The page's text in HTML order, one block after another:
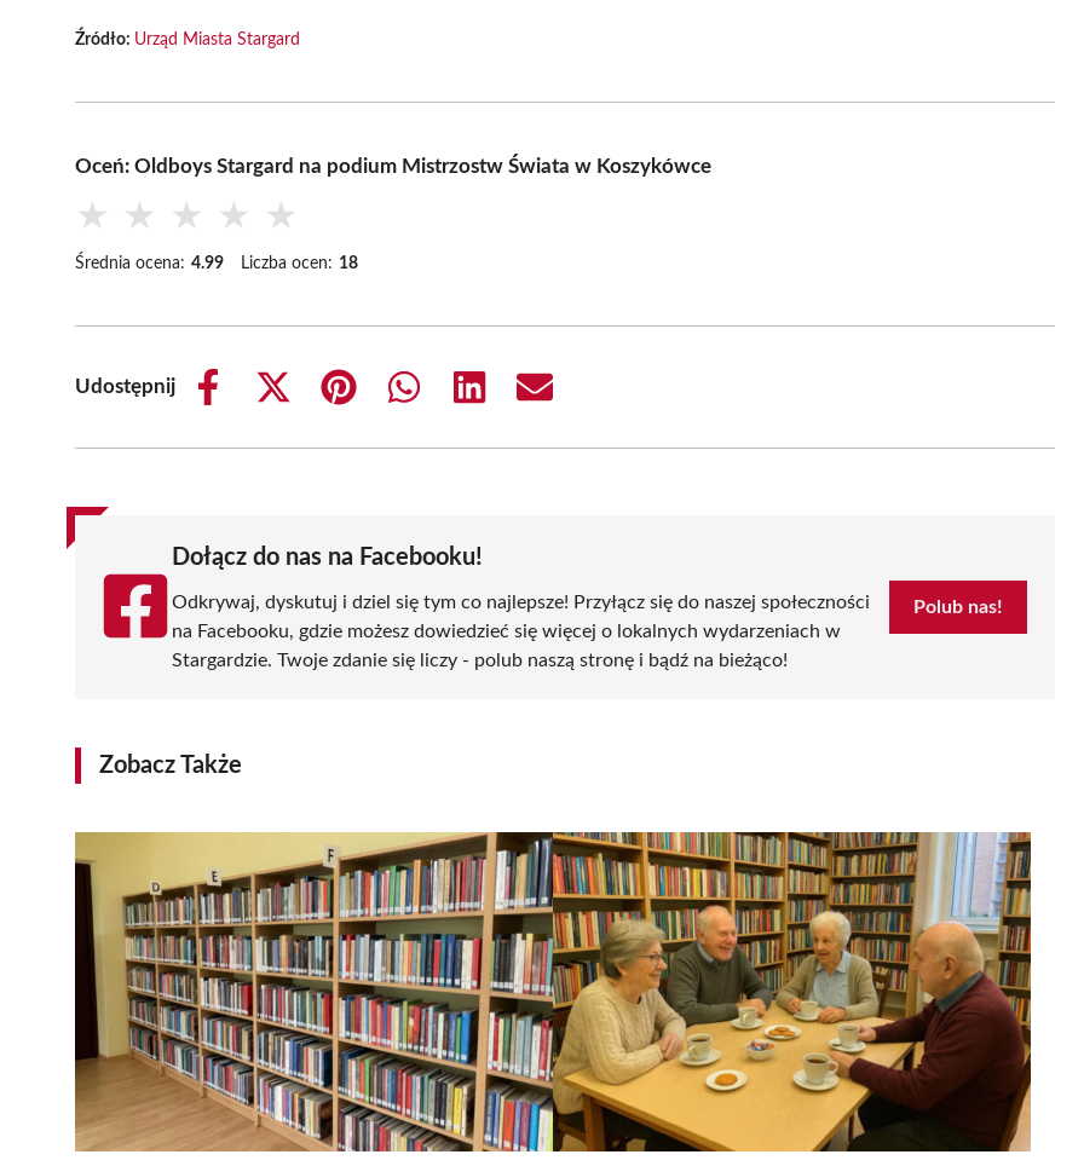
Źródło: Urząd Miasta Stargard
Oceń: Oldboys Stargard na podium Mistrzostw Świata w Koszykówce
★ ★ ★ ★ ★
Średnia ocena: 4.99 Liczba ocen: 18
Udostępnij
Share
Share
(Twitter)
Share
Share
Share
Share
Dołącz do nas na Facebooku!
Odkrywaj, dyskutuj i dziel się tym co najlepsze! Przyłącz się do naszej społeczności
na Facebooku, gdzie możesz dowiedzieć się więcej o lokalnych wydarzeniach w
Stargardzie. Twoje zdanie się liczy - polub naszą stronę i bądź na bieżąco!
Polub nas!
Zobacz Także